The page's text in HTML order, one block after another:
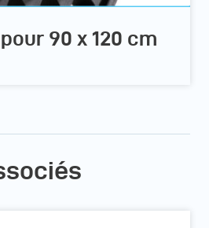
90 x 120 cm